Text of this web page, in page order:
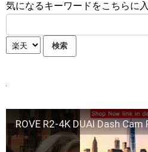
気になるキーワードをこちらに